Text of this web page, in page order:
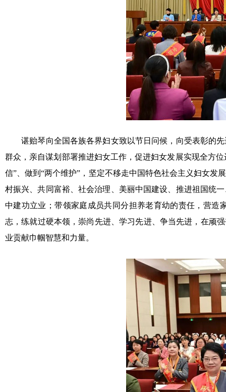
谌贻琴向全国各族各界妇女致以节日问候，向受表彰的先
群众，亲自谋划部署推进妇女工作，促进妇女发展实现全方
信”、做到“两个维护”，坚定不移走中国特色社会主义妇女
村振兴、共同富裕、社会治理、美丽中国建设、推进祖国统
中建功立业；带领家庭成员共同分担养老育幼的责任，营
志，练就过硬本领，崇尚先进、学习先进、争当先进，在顽
业贡献巾帼智慧和力量。